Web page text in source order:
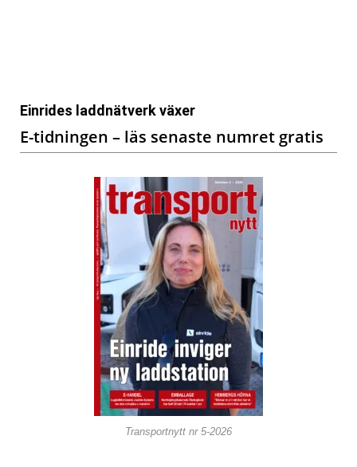
Einrides laddnätverk växer
E-tidningen – läs senaste numret gratis
Transportnytt nr 5-2026